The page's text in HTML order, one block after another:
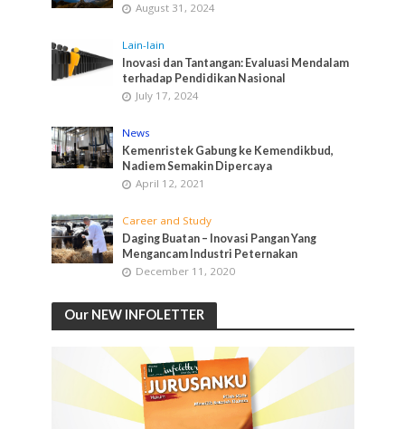
August 31, 2024
Lain-lain
Inovasi dan Tantangan: Evaluasi Mendalam
terhadap Pendidikan Nasional
July 17, 2024
News
Kemenristek Gabung ke Kemendikbud,
Nadiem Semakin Dipercaya
April 12, 2021
Career and Study
Daging Buatan – Inovasi Pangan Yang
Mengancam Industri Peternakan
December 11, 2020
Our NEW INFOLETTER